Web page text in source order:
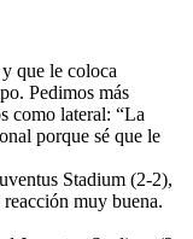
que le coloca
Pedimos más
como lateral: “La
porque sé que le
Stadium (2-2),
muy buena.